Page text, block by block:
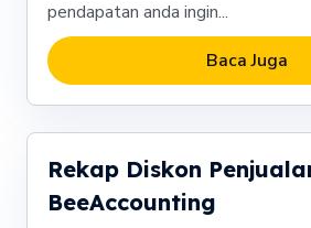
pendapatan anda ingin...
Baca Juga
Rekap Diskon
BeeAccounting